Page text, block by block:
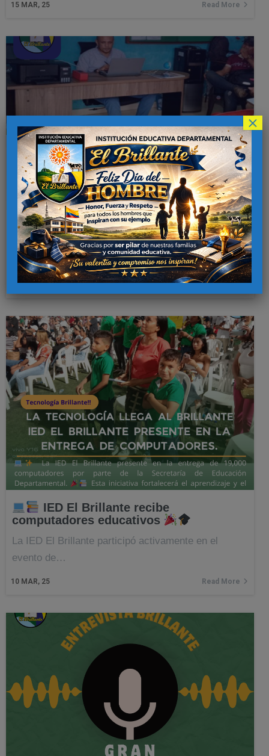
15 MAR, 25 Read More
Visita de Padres de El Cariño a
Rectoría
15 MAR, 25
En las horas de la mañana del día de ayer…
Read More
IED El Brillante recibe
computadores educativos
10 MAR, 25
La IED El Brillante participó activamente en el
evento de…
Read More
×